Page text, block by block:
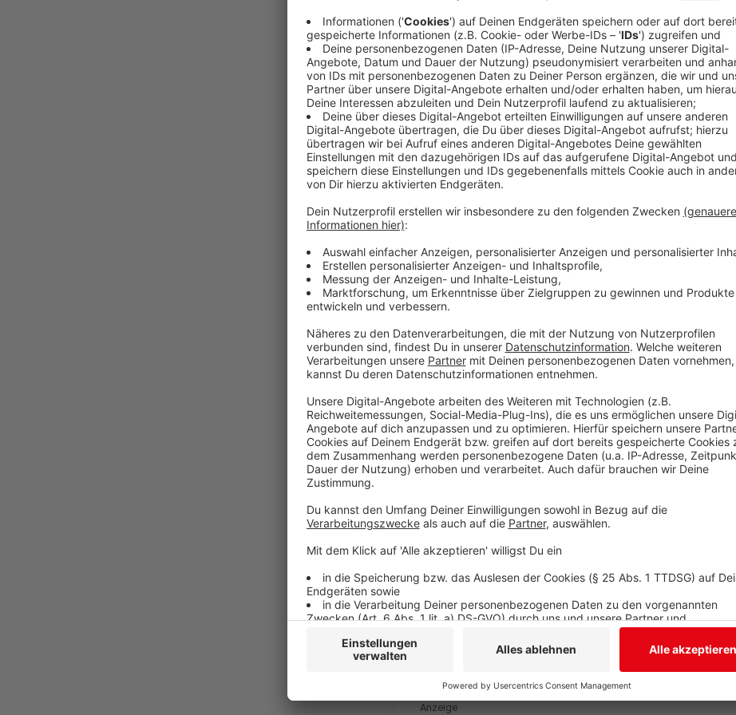
Mit "Golden" liefert der Netflix-Film "KPop Demon
sondern auch einen echten Ohrwurm für alle K-Pop-
Beats, kraftvollen Vocals und einer mitreißenden
zum Fan-Liebling avanciert ist und jetzt neu im besten
Im Film steht eine Gruppe junger K-Pop-Stars im
Karrieren auch als Dämonenjägerinnen für Furore
energiegeladene Atmosphäre des Films.
Der Song überzeugt nicht nur durch seinen modernen
Botschaft: "Golden" steht für Selbstbewusstsein,
Anzeige
Der Song aus dem Erfolgsfilm KPop Demon
Anzeige
Wir benötigen Ihre
den YouTube Video-
laden!
Wir verwenden einen
Drittanbieters, um
einzubetten. Dieser Service
Ihren Aktivitäten sammeln.
die Details durch und
Nutzung des Service zu, um
anzusehen.
“Golden” Official Lyric Video | KPop Demon Hunters |
Anzeige